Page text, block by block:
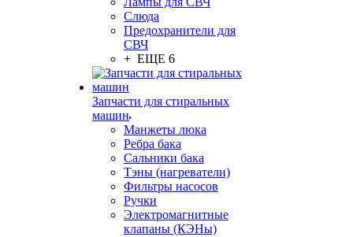
Слюда
Предохранители для
СВЧ
+ ЕЩЕ 6
Запчасти для стиральных
машин
Манжеты люка
Ребра бака
Сальники бака
Тэны (нагреватели)
Фильтры насосов
Ручки
Электромагнитные
клапаны (КЭНы)